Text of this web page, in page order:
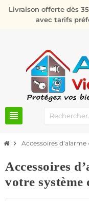
Livraison offerte dès
avec tarifs
view_headline
chevron_right Accessoires
Accessoires
votre système